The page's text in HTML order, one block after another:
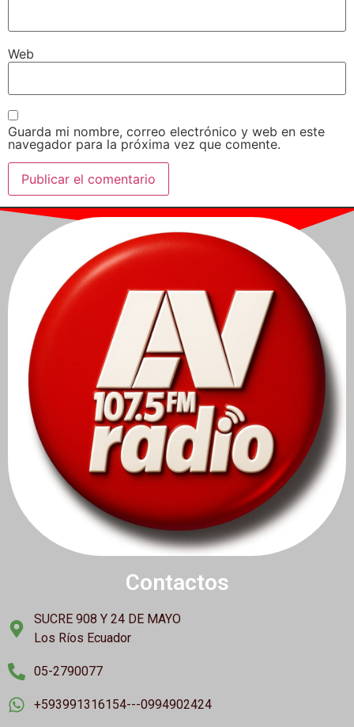
Web
Guarda mi nombre, correo electrónico y web en este
navegador para la próxima vez que comente.
Contactos
SUCRE 908 Y 24 DE MAYO
Los Ríos Ecuador
05-2790077
+593991316154---0994902424